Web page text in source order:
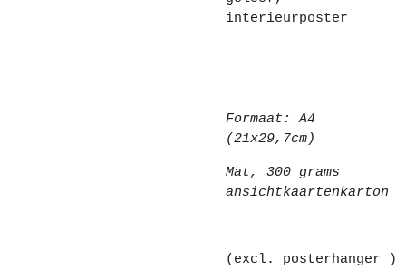
interieurposter
Formaat: A4
(21x29,7cm)
Mat, 300 grams
ansichtkaartenkarton
(excl. posterhanger )